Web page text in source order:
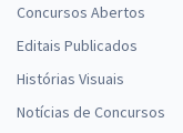
Concursos Abertos
Editais Publicados
Histórias Visuais
Notícias de Concursos